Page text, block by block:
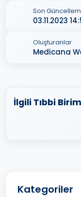
Son
03.11.2023
Oluşturanlar
Medicana
İlgili Tıbbi
Kategoriler